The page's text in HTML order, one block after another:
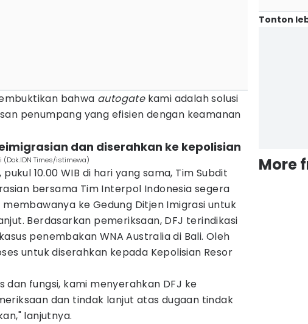
bahwa autogate kami adalah solusi
penumpang yang efisien dengan keamanan
dan diserahkan ke kepolisian
(Dok.IDN Times/istimewa)
10.00 WIB di hari yang sama, Tim Subdit
bersama Tim Interpol Indonesia segera
ke Gedung Ditjen Imigrasi untuk
Berdasarkan pemeriksaan, DFJ terindikasi
penembakan WNA Australia di Bali. Oleh
untuk diserahkan kepada Kepolisian Resor
dan fungsi, kami menyerahkan DFJ ke
dan tindak lanjut atas dugaan tindak
lanjutnya.
Tonton
More